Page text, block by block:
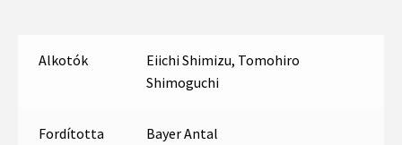
Alkotók
Eiichi Shimizu, Tomohiro
Shimoguchi
Fordította Bayer Antal